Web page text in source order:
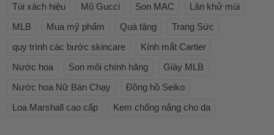
Túi xách hiệu
Mũ Gucci Son MAC
Lăn khử mùi
MLB
Mua mỹ phẩm Quà tặng
Trang Sức
quy trình các bước skincare
Kính mắt Cartier
Nước hoa
Son môi chính hãng
Giày MLB
Nước hoa Nữ Bán Chạy
Đồng hồ Seiko
Loa Marshall cao cấp
Kem chống nắng cho da